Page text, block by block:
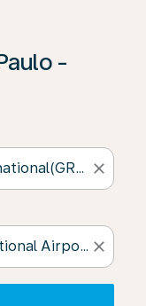
-
close
close
clique em